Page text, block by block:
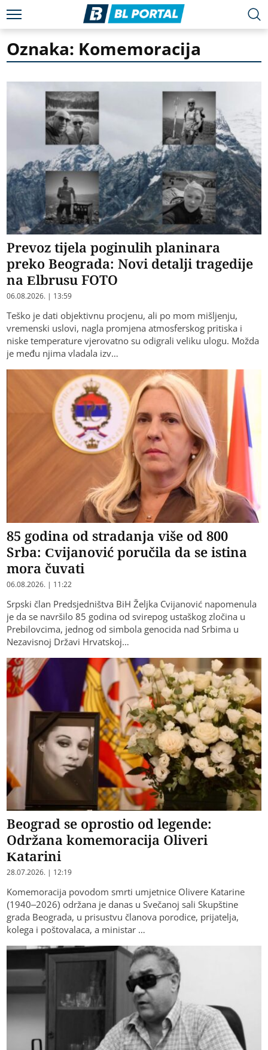
Oznaka: Komemoracija
Prevoz tijela poginulih planinara
preko Beograda: Novi detalji tragedije
na Elbrusu FOTO
06.08.2026. | 13:59
Teško je dati objektivnu procjenu, ali po mom mišljenju,
vremenski uslovi, nagla promjena atmosferskog pritiska i
niske temperature vjerovatno su odigrali veliku ulogu. Možda
je među njima vladala izv…
85 godina od stradanja više od 800
Srba: Cvijanović poručila da se istina
mora čuvati
06.08.2026. | 11:22
Srpski član Predsjedništva BiH Željka Cvijanović napomenula
je da se navršilo 85 godina od svirepog ustaškog zločina u
Prebilovcima, jednog od simbola genocida nad Srbima u
Nezavisnoj Državi Hrvatskoj…
Beograd se oprostio od legende:
Održana komemoracija Oliveri
Katarini
28.07.2026. | 12:19
Komemoracija povodom smrti umjetnice Olivere Katarine
(1940–2026) održana je danas u Svečanoj sali Skupštine
grada Beograda, u prisustvu članova porodice, prijatelja,
kolega i poštovalaca, a ministar …